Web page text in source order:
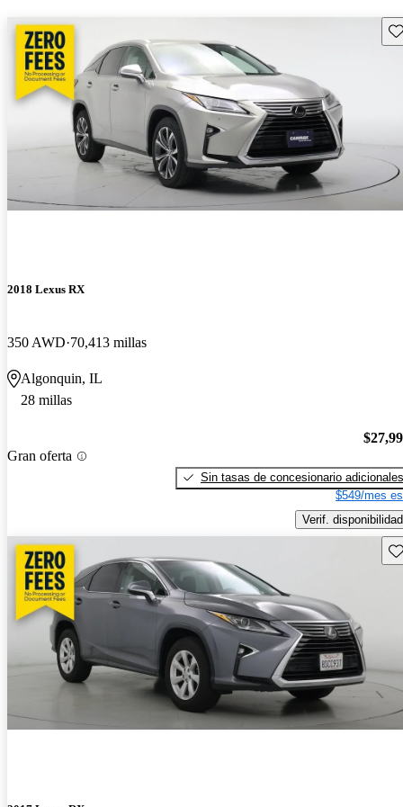
2018 Lexus RX
350 AWD 70,413 millas
Algonquin, IL
28 millas
Gran oferta
Sin tasas de concesionario adicionales
$549/mes
Verif. disponibilidad